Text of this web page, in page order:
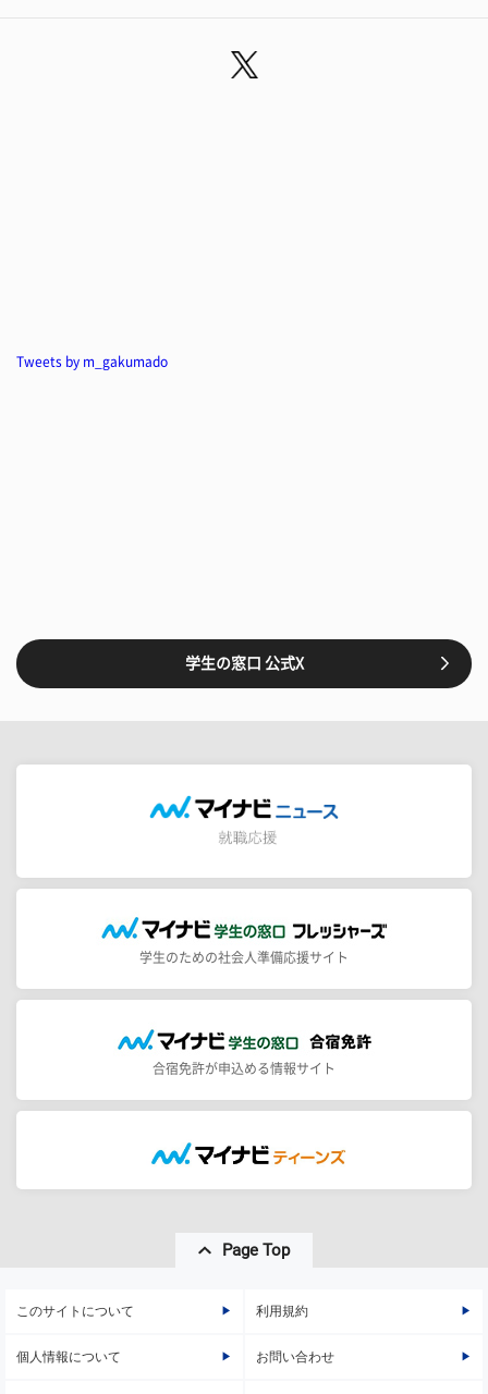
Tweets by m_gakumado
学生の窓口 公式X
学生のための社会人準備応援サイト
合宿免許が申込める情報サイト
Page Top
このサイトについて 利用規約
個人情報について お問い合わせ